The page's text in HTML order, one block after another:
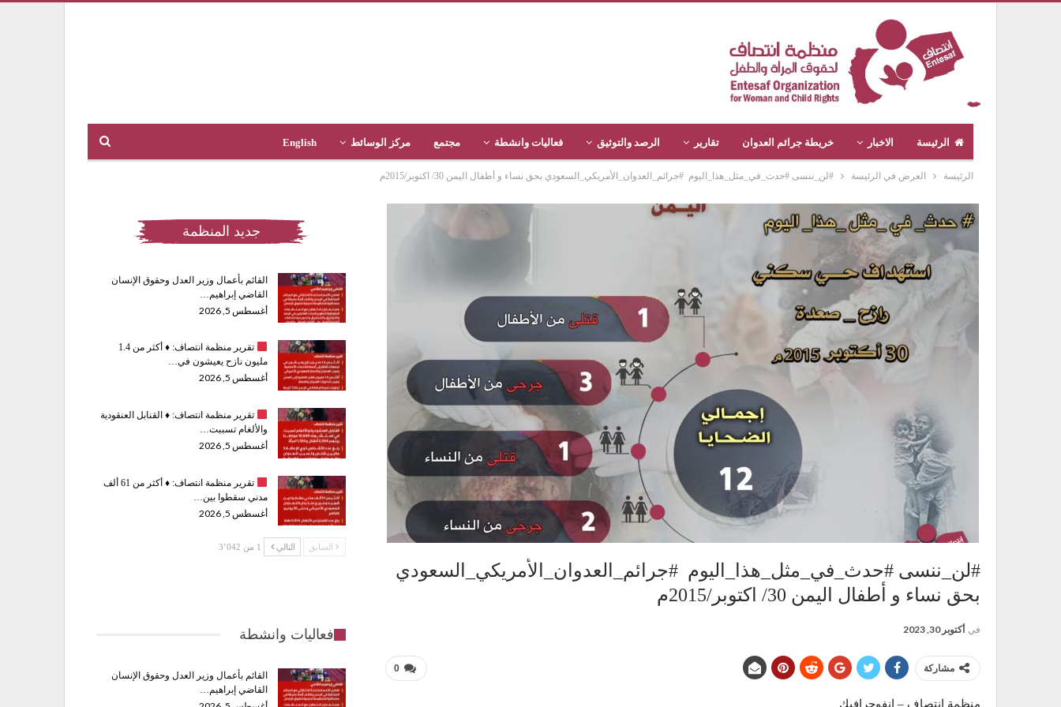
الرئيسة الاخبار خريطة جرائم العدوان تقارير الرصد والتوثيق فعاليات وانشطة مجتمع مركز الوسائط English
الرئيسة العرض في الرئيسة #لن_ننسى #حدث_في_مثل_هذا_اليوم #جرائم_العدوان_الأمريكي_السعودي بحق نساء و أطفال اليمن 30/ اكتوبر/2015م
#لن_ننسى #حدث_في_مثل_هذا_اليوم #جرائم_العدوان_الأمريكي_السعودي
بحق نساء و أطفال اليمن 30/ اكتوبر/2015م
في أكتوبر 30, 2023
0 مشاركة
منظمة انتصاف – انفوجرافيك
جديد المنظمة
القائم بأعمال وزير العدل وحقوق الإنسان
القاضي إبراهيم…
أغسطس 5, 2026
تقرير منظمة انتصاف: ♦️
أكثر من 1.4
مليون نازح يعيشون في…
أغسطس 5, 2026
تقرير منظمة انتصاف: ♦️القنابل العنقودية
والألغام تسببت…
أغسطس 5, 2026
تقرير منظمة انتصاف: ♦️
أكثر من 61 ألف
مدني سقطوا بين…
أغسطس 5, 2026
السابق التالي 1 من 3٬042
فعاليات وانشطة
القائم بأعمال وزير العدل وحقوق الإنسان
القاضي إبراهيم…